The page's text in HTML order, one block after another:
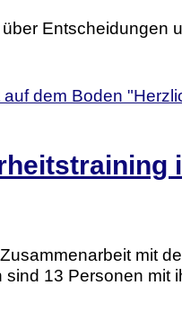
Entscheidungen
mit
13 Personen